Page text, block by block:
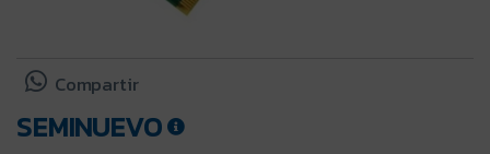
Compartir
SEMINUEVO